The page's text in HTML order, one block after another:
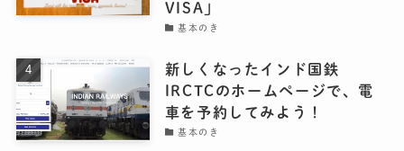
VISA」
基本のき
新しくなったインド国鉄
IRCTCのホームページで、電
車を予約してみよう！
基本のき